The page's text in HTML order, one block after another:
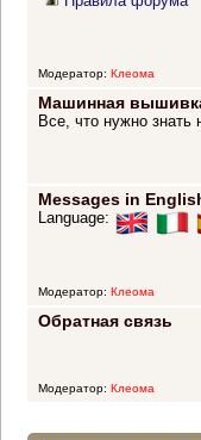
Модератор: Клеома
Машинная
Все, что нужно
Messages in
Language:
Модератор: Клеома
Обратная связь
Модератор: Клеома